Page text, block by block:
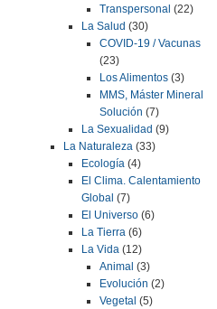
Transpersonal (22)
La Salud (30)
COVID-19 / Vacunas
(23)
Los Alimentos (3)
MMS, Máster Mineral
Solución (7)
La Sexualidad (9)
La Naturaleza (33)
Ecología (4)
El Clima. Calentamiento
Global (7)
El Universo (6)
La Tierra (6)
La Vida (12)
Animal (3)
Evolución (2)
Vegetal (5)